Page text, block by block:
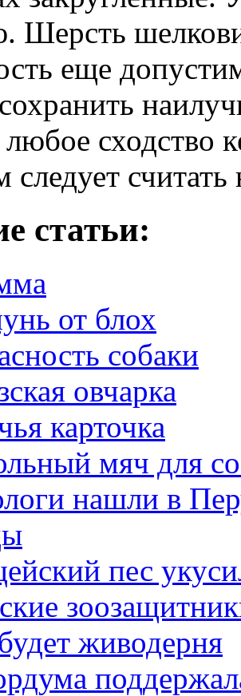
Шерсть
еще
любое сходство
следует
статьи:
от блох
собаки
овчарка
карточка
мяч для
нашли в
пес
живодерня